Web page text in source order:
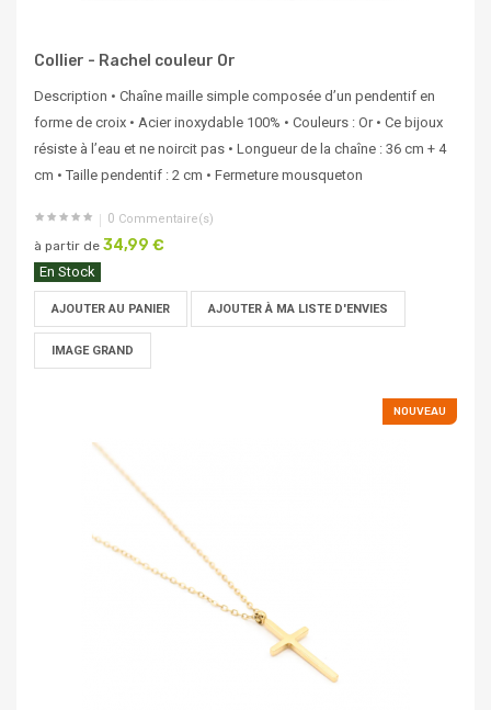
Collier - Rachel couleur Or
Description • Chaîne maille simple composée d’un pendentif en
forme de croix • Acier inoxydable 100% • Couleurs : Or • Ce bijoux
résiste à l’eau et ne noircit pas • Longueur de la chaîne : 36 cm + 4
cm • Taille pendentif : 2 cm • Fermeture mousqueton
0 Commentaire(s)
à partir de 34,99 €
En Stock
AJOUTER AU PANIER AJOUTER À MA LISTE D'ENVIES
IMAGE GRAND
NOUVEAU